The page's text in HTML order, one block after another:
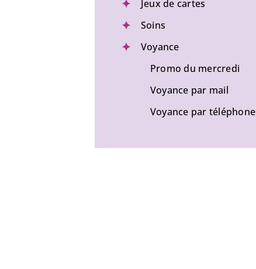
Jeux de cartes
Soins
Voyance
Promo du mercredi
Voyance par mail
Voyance par téléphone